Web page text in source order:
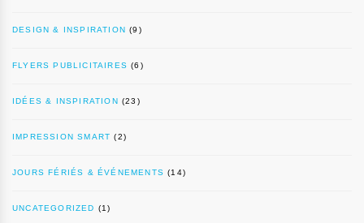
DESIGN & INSPIRATION (9)
FLYERS PUBLICITAIRES (6)
IDÉES & INSPIRATION (23)
IMPRESSION SMART (2)
JOURS FÉRIÉS & ÉVÉNEMENTS (14)
UNCATEGORIZED (1)